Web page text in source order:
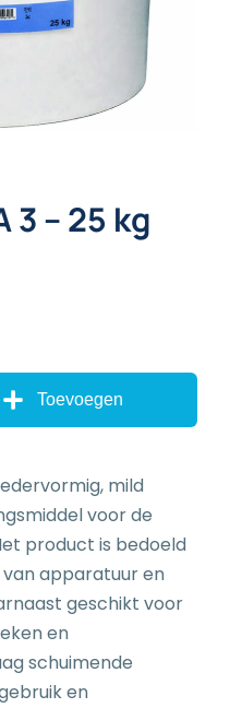
3 – 25 kg
Toevoegen
mild
voor de
product is bedoeld
apparatuur en
geschikt voor
en
schuimende
en